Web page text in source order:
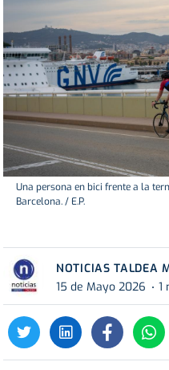
Una persona en bici frente a la
Barcelona. / E.P.
NOTICIAS TALDEA
15 de Mayo 2026
1